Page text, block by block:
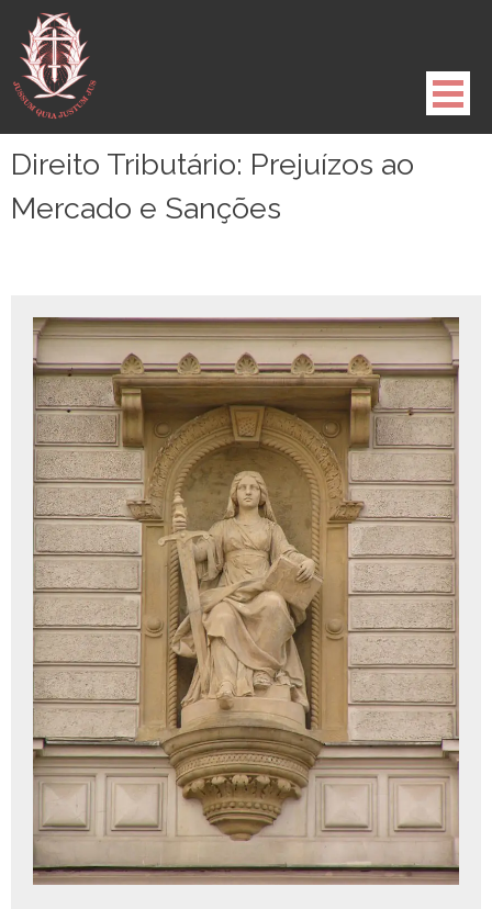
para
conteúdo
Direito Tributário: Prejuízos ao
Mercado e Sanções